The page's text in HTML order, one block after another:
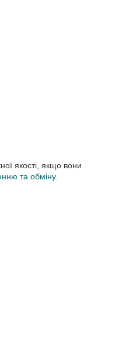
якості, якщо вони
та обміну.